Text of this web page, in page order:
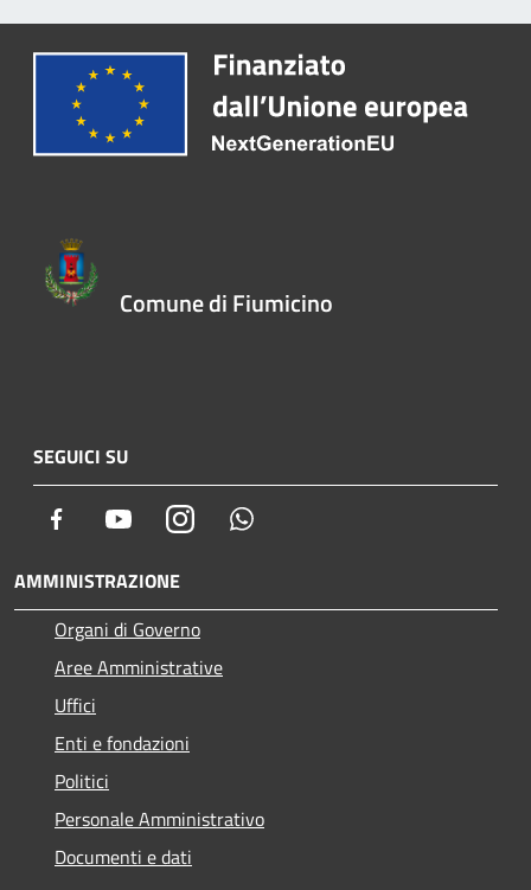
Comune di Fiumicino
SEGUICI SU
Facebook YoutubeInstagram
AMMINISTRAZIONE
Organi di Governo
Aree Amministrative
Uffici
Enti e fondazioni
Politici
Personale Amministrativo
Documenti e dati